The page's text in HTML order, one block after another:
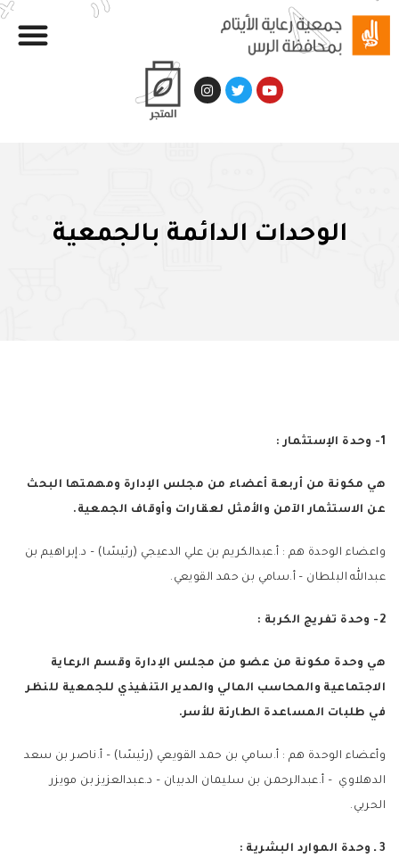
الوحدات الدائمة بالجمعية
1- وحدة الإستثمار :
هي مكونة من أربعة أعضاء من مجلس الإدارة ومهمتها البحث
عن الاستثمار الآمن والأمثل لعقارات وأوقاف الجمعية.
واعضاء الوحدة هم : أ.عبدالكريم بن علي الدعيجي (رئيسًا) – د.إبراهيم بن
عبدالله البلطان – أ.سامي بن حمد القويعي.
2- وحدة تفريج الكربة :
هي وحدة مكونة من عضو من مجلس الإدارة وقسم الرعاية
الاجتماعية والمحاسب المالي والمدير التنفيذي للجمعية للنظر
في طلبات المساعدة الطارئة للأسر.
وأعضاء الوحدة هم : أ.سامي بن حمد القويعي (رئيسًا) – أ.ناصر بن سعد
الدهلاوي – أ.عبدالرحمن بن سليمان الدبيان – د.عبدالعزيز بن مويزر
الحربي.
3 ـ وحدة الموارد البشرية :